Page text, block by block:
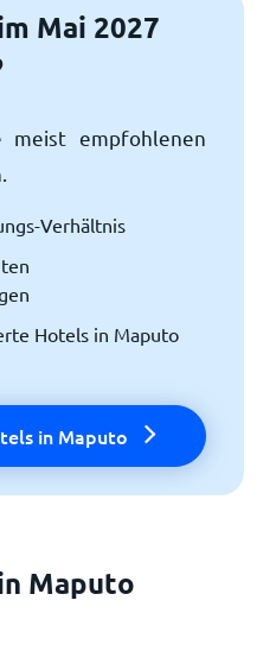
Mai 2027
meist empfohlenen
Verhältnis
Hotels in Maputo
in Maputo
Maputo